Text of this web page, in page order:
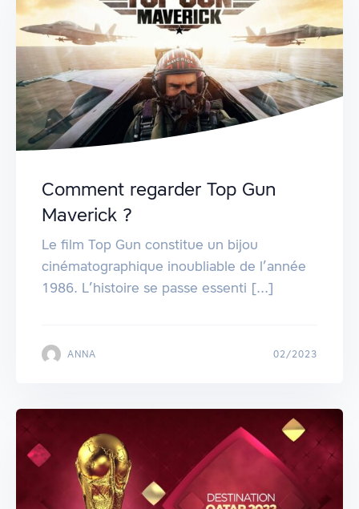
Comment regarder Top Gun
Maverick ?
Le film Top Gun constitue un bijou
cinématographique inoubliable de l’année
1986. L’histoire se passe essenti [...]
ANNA 02/2023